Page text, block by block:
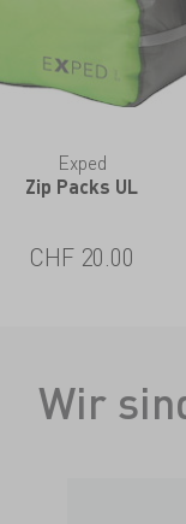
Exped
Zip Packs UL
CHF 20.00
Wir